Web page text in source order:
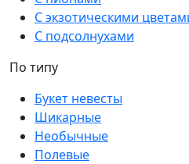
С экзотическими
С подсолнухами
По типу
Букет невесты
Шикарные
Необычные
Полевые